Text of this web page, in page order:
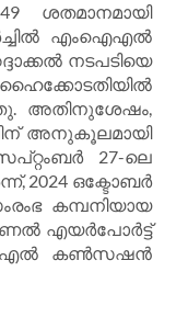
ശതമാനമായി
എംഐഎൽ
നടപടിയെ
അതിനുശേഷം,
അനുകൂലമായി
27-ലെ
2024 ഒക്ടോബർ
കമ്പനിയായ
എയർപോർട്ട്
കൺസഷൻ